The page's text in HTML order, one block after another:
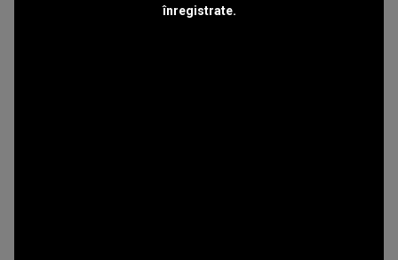
înregistrate.